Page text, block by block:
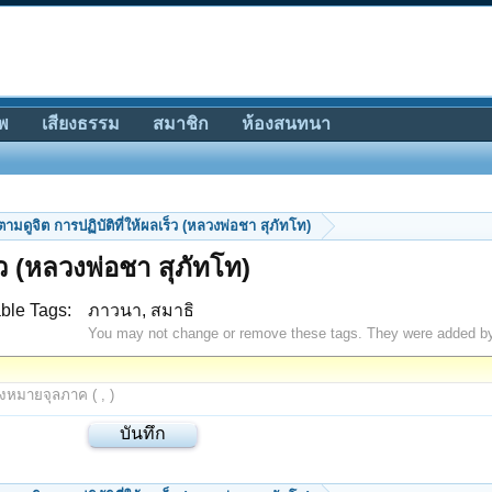
ามดูจิต การปฏิบัติที่ให้ผลเร็ว (หลวงพ่อชา สุภัทโท)
(หลวงพ่อชา สุภัทโท)
Tags: ภาวนา, สมาธิ
You may not change or remove these tags. They were added
หมายจุลภาค ( , )
เสียงธรรม สมาชิก ห้องสนทนา